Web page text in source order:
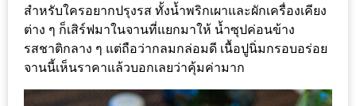
และ
ช้อป
ที่
เดียว
ครบ
สำหรับใครอยากปรุงรส ทั้งน้ำพริกเผาและผักเครื่องเคียง
ต่าง ๆ ก็เสิร์ฟมาในจานที่แยกมาให้ น้ำซุปค่อนข้าง
รสชาติกลาง ๆ แต่ถือว่ากลมกล่อมดี เนื้อปูนิ่มกรอบอร่อย
จานนี้เห็นราคาแล้วบอกเลยว่าคุ้มค่ามาก